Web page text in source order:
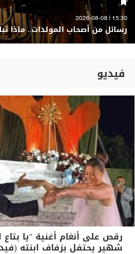
15:30 | 2026-08-08
رسائل من أصحاب المولدات.. ماذا
فيديو
رقص على أنغام أغنية "يا
شهير يحتفل بزفاف ابنته